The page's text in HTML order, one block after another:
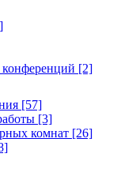
[2]
[57]
[3]
комнат [26]